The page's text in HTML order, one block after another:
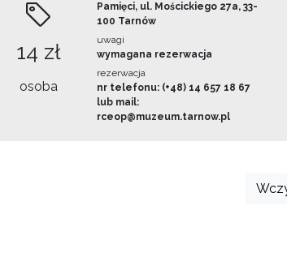
14 zł
osoba
Pamięci, ul. Mościckiego 27a, 33-
100 Tarnów
uwagi
wymagana rezerwacja
rezerwacja
nr telefonu: (+48) 14 657 18 67
lub mail:
rceop@muzeum.tarnow.pl